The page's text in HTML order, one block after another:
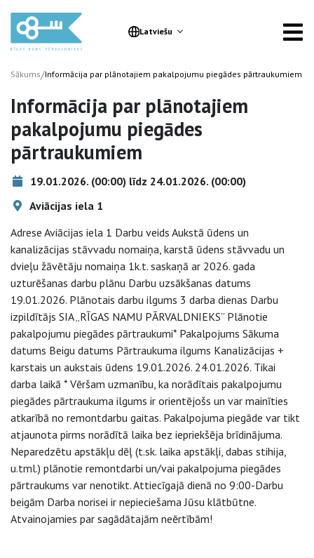
Latviešu
Sākums/Informācija par plānotajiem pakalpojumu piegādes pārtraukumiem
Informācija par plānotajiem
pakalpojumu piegādes
pārtraukumiem
19.01.2026. (00:00) līdz 24.01.2026. (00:00)
Aviācijas iela 1
Adrese Aviācijas iela 1 Darbu veids Aukstā ūdens un
kanalizācijas stāvvadu nomaiņa, karstā ūdens stāvvadu un
dvieļu žāvētāju nomaiņa 1k.t. saskaņā ar 2026. gada
uzturēšanas darbu plānu Darbu uzsākšanas datums
19.01.2026. Plānotais darbu ilgums 3 darba dienas Darbu
izpildītājs SIA „RĪGAS NAMU PĀRVALDNIEKS” Plānotie
pakalpojumu piegādes pārtraukumi* Pakalpojums Sākuma
datums Beigu datums Pārtraukuma ilgums Kanalizācijas +
karstais un aukstais ūdens 19.01.2026. 24.01.2026. Tikai
darba laikā * Vēršam uzmanību, ka norādītais pakalpojumu
piegādes pārtraukuma ilgums ir orientējošs un var mainīties
atkarībā no remontdarbu gaitas. Pakalpojuma piegāde var tikt
atjaunota pirms norādītā laika bez iepriekšēja brīdinājuma.
Neparedzētu apstākļu dēļ (t.sk. laika apstākļi, dabas stihija,
u.tml.) plānotie remontdarbi un/vai pakalpojuma piegādes
pārtraukums var nenotikt. Attiecīgajā dienā no 9:00-Darbu
beigām Darba norisei ir nepieciešama Jūsu klātbūtne.
Atvainojamies par sagādātajām neērtībām!